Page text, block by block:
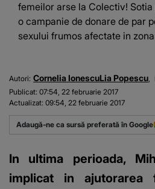
femeilor arse la Colectiv!
o campanie de donare de par
sexului frumos afectate in
Autori: Cornelia IonescuLia Popescu
Publicat: 07:54, 22 februarie 2017
Actualizat: 09:54, 22 februarie 2017
Adaugă-ne ca sursă preferată în Google
In ultima perioada,
implicat in ajutorarea